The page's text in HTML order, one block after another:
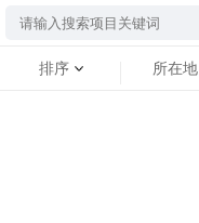
排序 所在地